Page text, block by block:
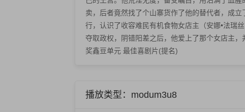
卖，后者竟然找了个山寨货作了他的替代者，成
行，认识了收容难民有机食物女店主（安娜•法瑞
夺取政权，阴错阳差之后，他爱上了那个女店主
奖鑫豆单元 最佳喜剧片(提名)
播放类型：modum3u8